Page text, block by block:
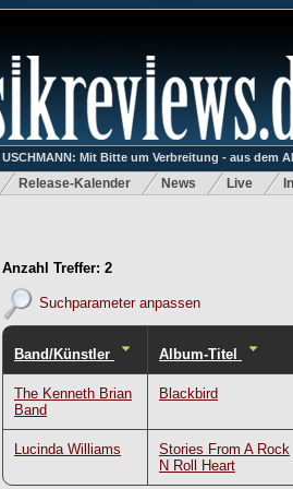
Mit Bitte um Verbreitung - aus dem
Release-Kalender News Live
Anzahl Treffer: 2
Suchparameter anpassen
Band/Künstler Album-Titel
The Kenneth Brian
Band
Blackbird
Lucinda Williams
Stories From A Rock
N Roll Heart